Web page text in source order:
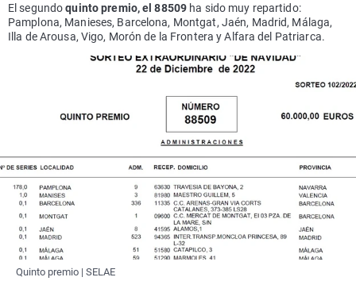
El segundoquinto premio, el 88509 ha sido muy repartido:
Pamplona, Manieses, Barcelona, Montgat, Jaén, Madrid, Málaga,
Illa de Arousa, Vigo, Morón de la Frontera y Alfara del Patriarca.
Quinto premio | SELAE